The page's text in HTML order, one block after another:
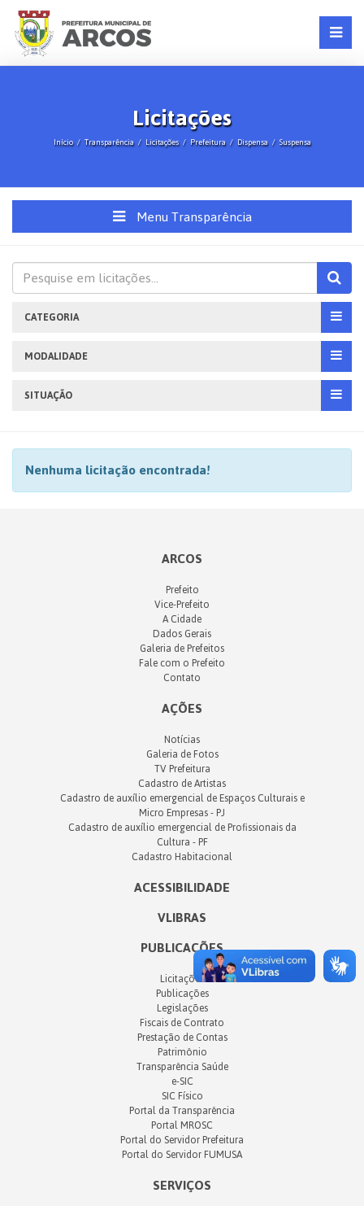
Licitações
Início Transparência Licitações Prefeitura Dispensa Suspensa
Menu Transparência
CATEGORIA
MODALIDADE
SITUAÇÃO
Nenhuma licitação encontrada!
ARCOS
Prefeito
Vice-Prefeito
A Cidade
Dados Gerais
Galeria de Prefeitos
Fale com o Prefeito
Contato
AÇÕES
Notícias
Galeria de Fotos
TV Prefeitura
Cadastro de Artistas
Cadastro de auxílio emergencial de Espaços Culturais e
Micro Empresas - PJ
Cadastro de auxílio emergencial de Profissionais da
Cultura - PF
Cadastro Habitacional
ACESSIBILIDADE
VLIBRAS
PUBLICAÇÕES
Licitações
Publicações
Legislações
Fiscais de Contrato
Prestação de Contas
Patrimônio
Transparência Saúde
e-SIC
SIC Físico
Portal da Transparência
Portal MROSC
Portal do Servidor Prefeitura
Portal do Servidor FUMUSA
SERVIÇOS